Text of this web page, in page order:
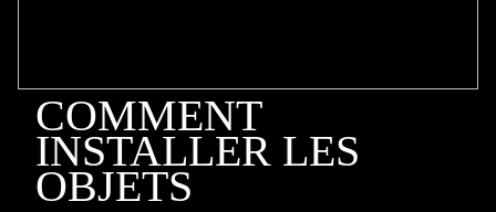
COMMENT
INSTALLER LES
OBJETS